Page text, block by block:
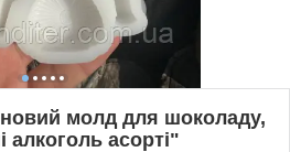
молд для шоколаду,
алкоголь асорті"